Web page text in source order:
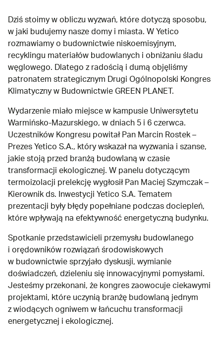
Dziś stoimy w obliczu wyzwań, które dotyczą sposobu,
w jaki budujemy nasze domy i miasta. W Yetico
rozmawiamy o budownictwie niskoemisyjnym,
recyklingu materiałów budowlanych i obniżaniu śladu
węglowego. Dlatego z radością i dumą objęliśmy
patronatem strategicznym Drugi Ogólnopolski Kongres
Klimatyczny w Budownictwie GREEN PLANET.
Wydarzenie miało miejsce w kampusie Uniwersytetu
Warmińsko-Mazurskiego, w dniach 5 i 6 czerwca.
Uczestników Kongresu powitał Pan Marcin Rostek –
Prezes Yetico S.A., który wskazał na wyzwania i szanse,
jakie stoją przed branżą budowlaną w czasie
transformacji ekologicznej. W panelu dotyczącym
termoizolacji prelekcję wygłosił Pan Maciej Szymczak –
Kierownik ds. Inwestycji Yetico S.A. Tematem
prezentacji były błędy popełniane podczas dociepleń,
które wpływają na efektywność energetyczną budynku.
Spotkanie przedstawicieli przemysłu budowlanego
i orędowników rozwiązań środowiskowych
w budownictwie sprzyjało dyskusji, wymianie
doświadczeń, dzieleniu się innowacyjnymi pomysłami.
Jesteśmy przekonani, że kongres zaowocuje ciekawymi
projektami, które uczynią branżę budowlaną jednym
z wiodących ogniwem w łańcuchu transformacji
energetycznej i ekologicznej.